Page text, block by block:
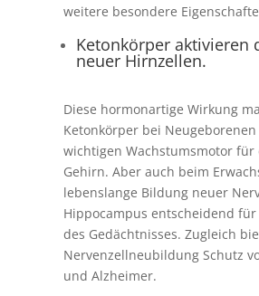
weitere besondere
Ketonkörper aktivieren
neuer Hirnzellen.
Diese hormonartige Wirkung
Ketonkörper bei
wichtigen Wachstumsmotor für
Gehirn. Aber auch beim
lebenslange Bildung neuer
Hippocampus entscheidend
des Gedächtnisses. Zugleich
Nervenzellneubildung Schutz
und Alzheimer.